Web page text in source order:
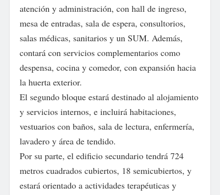
atención y administración, con hall de ingreso,
mesa de entradas, sala de espera, consultorios,
salas médicas, sanitarios y un SUM. Además,
contará con servicios complementarios como
despensa, cocina y comedor, con expansión hacia
la huerta exterior.
El segundo bloque estará destinado al alojamiento
y servicios internos, e incluirá habitaciones,
vestuarios con baños, sala de lectura, enfermería,
lavadero y área de tendido.
Por su parte, el edificio secundario tendrá 724
metros cuadrados cubiertos, 18 semicubiertos, y
estará orientado a actividades terapéuticas y